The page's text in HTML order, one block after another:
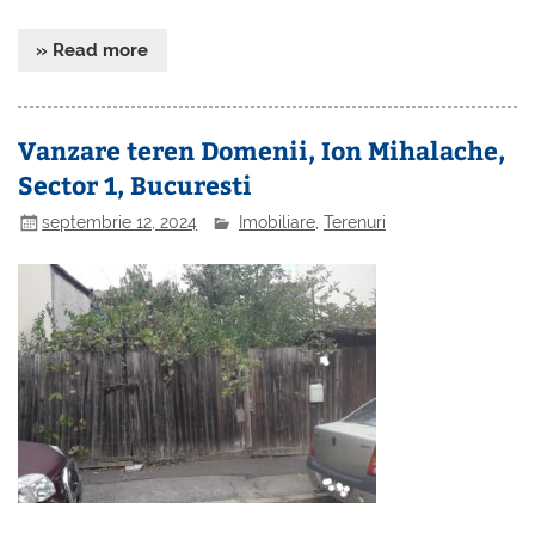
» Read more
Vanzare teren Domenii, Ion Mihalache,
Sector 1, Bucuresti
septembrie 12, 2024 Imobiliare ,Terenuri